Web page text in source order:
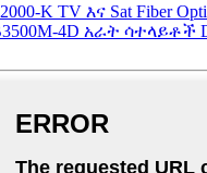
K TV እና Sat Fiber
4D አራት ሳተላይቶች